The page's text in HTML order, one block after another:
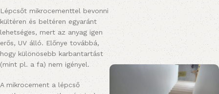
Lépcsőt mikrocementtel bevonni
kültéren és beltéren egyaránt
lehetséges, mert az anyag igen
erős, UV álló. Előnye továbbá,
hogy különösebb karbantartást
(mint pl. a fa) nem igényel.
A mikrocement a lépcső